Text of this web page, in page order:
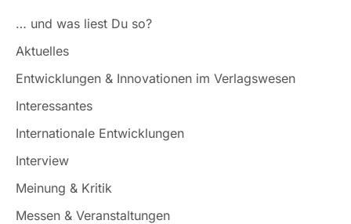
… und was liest Du so?
Aktuelles
Entwicklungen & Innovationen im Verlagswesen
Interessantes
Internationale Entwicklungen
Interview
Meinung & Kritik
Messen & Veranstaltungen